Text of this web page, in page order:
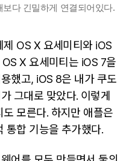
다 긴밀하게 연결되어있다.
OS X 요세미티와 iOS
X 요세미티는 iOS 7을
했고, iOS 8은 내가 쿠도
그대로 맞았다. 이렇게
모른다. 하지만 애플은
통합 기능을 추가했다.